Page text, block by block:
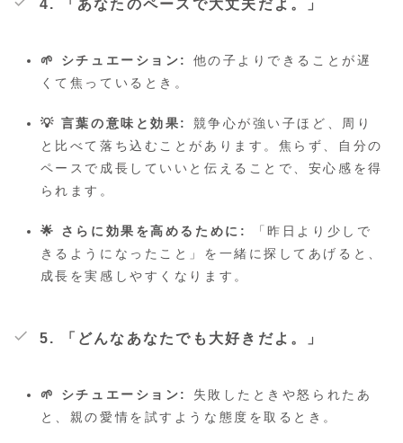
4. 「あなたのペースで大丈夫だよ。」
🌱 シチュエーション:
他の子よりできることが遅
くて焦っているとき。
💡 言葉の意味と効果:
競争心が強い子ほど、周り
と比べて落ち込むことがあります。焦らず、自分の
ペースで成長していいと伝えることで、安心感を得
られます。
🌟 さらに効果を高めるために:
「昨日より少しで
きるようになったこと」を一緒に探してあげると、
成長を実感しやすくなります。
5. 「どんなあなたでも大好きだよ。」
🌱 シチュエーション:
失敗したときや怒られたあ
と、親の愛情を試すような態度を取るとき。